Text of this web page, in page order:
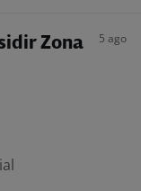
Zona
5 ago